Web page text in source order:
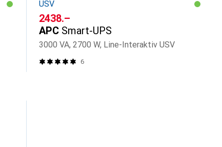
USV
CHF
2438.–
APC Smart-UPS
3000 VA, 2700 W, Line-Interaktiv USV
6